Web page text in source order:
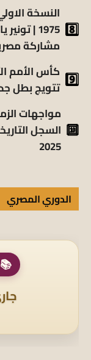
النسخة
1975 |
مشاركة
تتويج بطل
مواجهات
السجل
2025
الدوري المصري